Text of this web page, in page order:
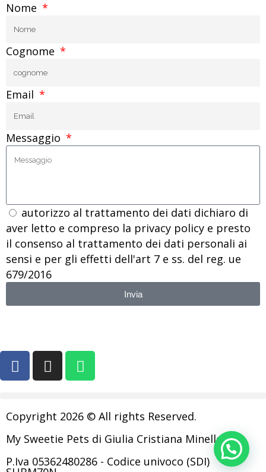
Nome
Cognome
Email
Messaggio
autorizzo al trattamento dei dati dichiaro di
aver letto e compreso la privacy policy e presto
il consenso al trattamento dei dati personali ai
sensi e per gli effetti dell'art 7 e ss. del reg. ue
679/2016
Invia
Copyright 2026 © All rights Reserved.
My Sweetie Pets di Giulia Cristiana Minelle
P.Iva 05362480286 - Codice univoco (SDI)